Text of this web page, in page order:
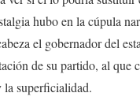
hubo en la cúpula
el gobernador del
de su partido, al que
superficialidad.